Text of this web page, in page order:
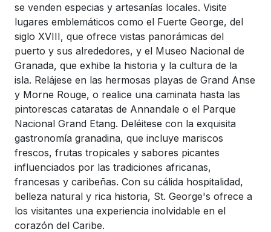
se venden especias y artesanías locales. Visite
lugares emblemáticos como el Fuerte George, del
siglo XVIII, que ofrece vistas panorámicas del
puerto y sus alrededores, y el Museo Nacional de
Granada, que exhibe la historia y la cultura de la
isla. Relájese en las hermosas playas de Grand Anse
y Morne Rouge, o realice una caminata hasta las
pintorescas cataratas de Annandale o el Parque
Nacional Grand Etang. Deléitese con la exquisita
gastronomía granadina, que incluye mariscos
frescos, frutas tropicales y sabores picantes
influenciados por las tradiciones africanas,
francesas y caribeñas. Con su cálida hospitalidad,
belleza natural y rica historia, St. George's ofrece a
los visitantes una experiencia inolvidable en el
corazón del Caribe.